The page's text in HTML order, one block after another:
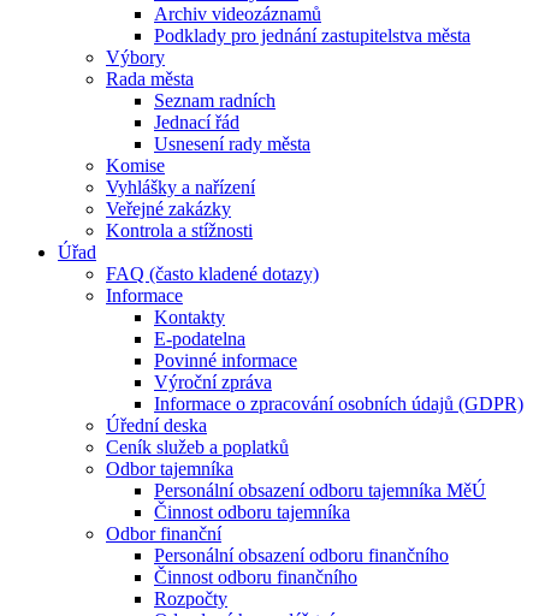
Archiv videozáznamů
Podklady pro jednání zastupitelstva města
Výbory
Rada města
Seznam radních
Jednací řád
Usnesení rady města
Komise
Vyhlášky a nařízení
Veřejné zakázky
Kontrola a stížnosti
Úřad
FAQ (často kladené dotazy)
Informace
Kontakty
E-podatelna
Povinné informace
Výroční zpráva
Informace o zpracování osobních údajů (GDPR)
Úřední deska
Ceník služeb a poplatků
Odbor tajemníka
Personální obsazení odboru tajemníka MěÚ
Činnost odboru tajemníka
Odbor finanční
Personální obsazení odboru finančního
Činnost odboru finančního
Rozpočty